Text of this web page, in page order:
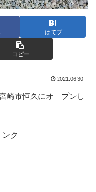
はてブ
コピー
2021.06.30
崎市恒久にオープンし
ンク